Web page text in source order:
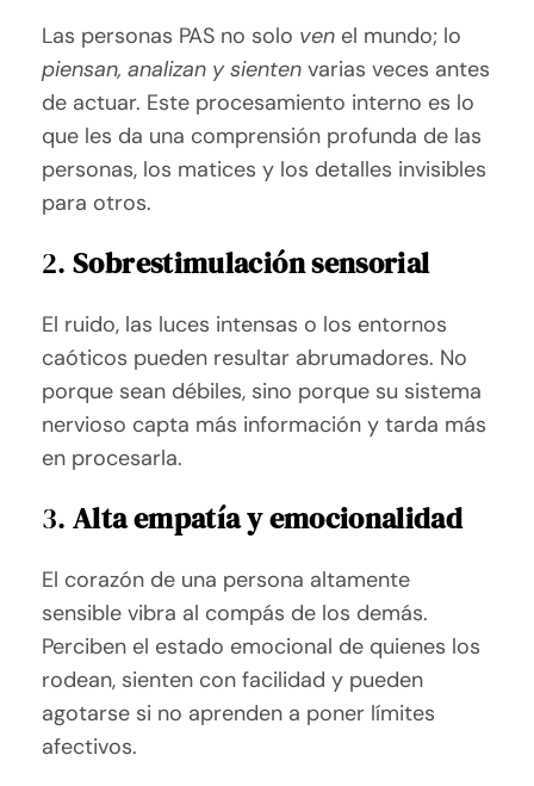
Las personas PAS no solo ven el mundo; lo
piensan, analizan y sienten varias veces antes
de actuar. Este procesamiento interno es lo
que les da una comprensión profunda de las
personas, los matices y los detalles invisibles
para otros.
2.Sobrestimulación sensorial
El ruido, las luces intensas o los entornos
caóticos pueden resultar abrumadores. No
porque sean débiles, sino porque su sistema
nervioso capta más información y tarda más
en procesarla.
3.Alta empatía y emocionalidad
El corazón de una persona altamente
sensible vibra al compás de los demás.
Perciben el estado emocional de quienes los
rodean, sienten con facilidad y pueden
agotarse si no aprenden a poner límites
afectivos.